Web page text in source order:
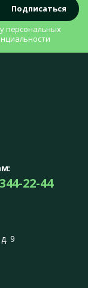
Подписаться
персональных
22-44
9